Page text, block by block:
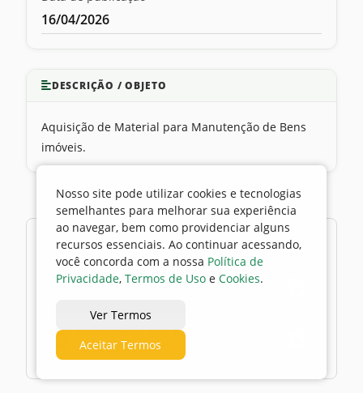
16/04/2026
DESCRIÇÃO / OBJETO
Aquisição de Material para Manutenção de Bens
imóveis.
2 arquivos
16/04/2026 13:46 | Ato declaratório
16/04/2026 13:46 | Empenho: M.A
COMERCIO DE FERRAGENS LTDA
Nosso site pode utilizar cookies e tecnologias
semelhantes para melhorar sua experiência
ao navegar, bem como providenciar alguns
recursos essenciais. Ao continuar acessando,
você concorda com a nossa Política de
Privacidade, Termos de Usoe Cookies.
Ver Termos
Aceitar Termos